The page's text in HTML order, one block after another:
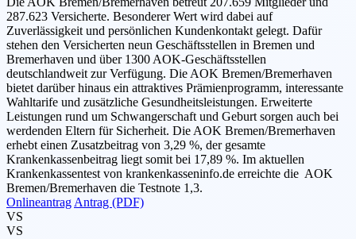
287.623 Versicherte. Besonderer Wert wird dabei auf
Zuverlässigkeit und persönlichen Kundenkontakt gelegt. Dafür
stehen den Versicherten neun Geschäftsstellen in Bremen und
Bremerhaven und über 1300 AOK-Geschäftsstellen
deutschlandweit zur Verfügung. Die AOK Bremen/Bremerhaven
bietet darüber hinaus ein attraktives Prämienprogramm, interessante
Wahltarife und zusätzliche Gesundheitsleistungen. Erweiterte
Leistungen rund um Schwangerschaft und Geburt sorgen auch bei
werdenden Eltern für Sicherheit. Die AOK Bremen/Bremerhaven
erhebt einen Zusatzbeitrag von 3,29 %, der gesamte
Krankenkassenbeitrag liegt somit bei 17,89 %. Im aktuellen
Krankenkassentest von krankenkasseninfo.de erreichte die AOK
Bremen/Bremerhaven die Testnote 1,3.
Onlineantrag Antrag (PDF)
VS
VS